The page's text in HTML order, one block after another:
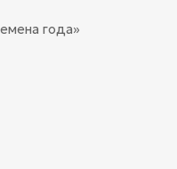
года»